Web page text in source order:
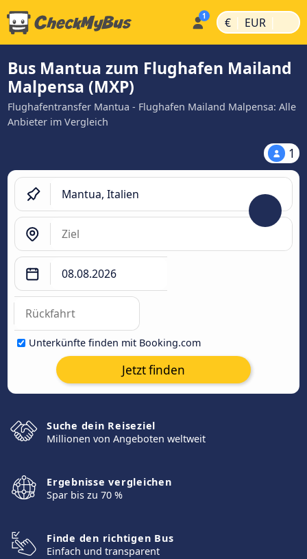
€ | EUR |
Bus Mantua zum Flughafen Mailand
Malpensa (MXP)
Flughafentransfer Mantua - Flughafen Mailand Malpensa: Alle
Anbieter im Vergleich
1
Unterkünfte finden mit Booking.com
Jetzt finden
Suche dein Reiseziel
Millionen von Angeboten weltweit
Ergebnisse vergleichen
Spar bis zu 70 %
Finde den richtigen Bus
Einfach und transparent